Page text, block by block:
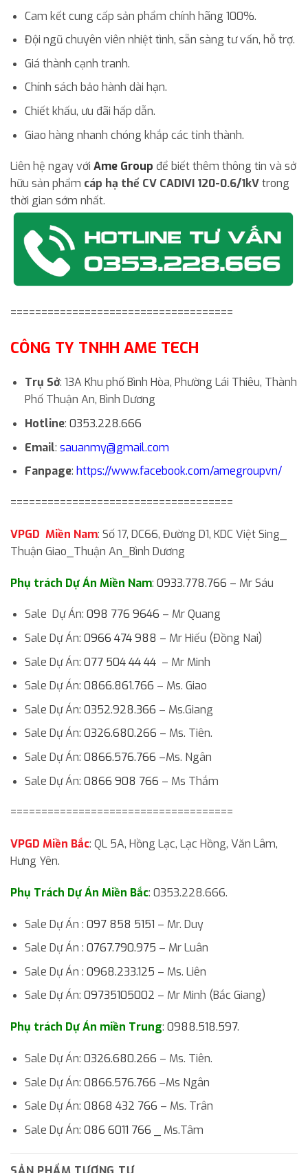
Cam kết cung cấp sản phẩm chính hãng 100%.
Đội ngũ chuyên viên nhiệt tình, sẵn sàng tư vấn, hỗ trợ.
Giá thành cạnh tranh.
Chính sách bảo hành dài hạn.
Chiết khấu, ưu đãi hấp dẫn.
Giao hàng nhanh chóng khắp các tỉnh thành.
Liên hệ ngay với Ame Group để biết thêm thông tin và sở
hữu sản phẩm cáp hạ thế CV CADIVI 120-0.6/1kVtrong
thời gian sớm nhất.
====================================
CÔNG TY TNHH AME TECH
Trụ Sở: 13A Khu phố Bình Hòa, Phường Lái Thiêu, Thành
Phố Thuận An, Bình Dương
Hotline: 0353.228.666
Email: sauanmy@gmail.com
Fanpage: https://www.facebook.com/amegroupvn/
====================================
VPGD Miền Nam: Số 17, DC66, Đường D1, KDC Việt Sing_
Thuận Giao_Thuận An_Bình Dương
Phụ trách Dự Án Miền Nam: 0933.778.766 – Mr Sáu
Sale Dự Án: 098 776 9646 – Mr Quang
Sale Dự Án: 0966 474 988 – Mr Hiếu (Đồng Nai)
Sale Dự Án: 077 504 44 44– Mr Minh
Sale Dự Án: 0866.861.766 – Ms. Giao
Sale Dự Án: 0352.928.366 – Ms.Giang
Sale Dự Án: 0326.680.266 – Ms. Tiên.
Sale Dự Án: 0866.576.766 –Ms. Ngân
Sale Dự Án: 0866 908 766 – Ms Thắm
====================================
VPGD Miền Bắc: QL 5A, Hồng Lạc, Lạc Hồng, Văn Lâm,
Hưng Yên.
Phụ Trách Dự Án Miền Bắc: 0353.228.666.
Sale Dự Án : 097 858 5151 – Mr. Duy
Sale Dự Án : 0767.790.975 – Mr Luân
Sale Dự Án : 0968.233.125 – Ms. Liên
Sale Dự Án: 09735105002 – Mr Minh (Bắc Giang)
Phụ trách Dự Án miền Trung: 0988.518.597.
Sale Dự Án: 0326.680.266 – Ms. Tiên.
Sale Dự Án: 0866.576.766 –Ms Ngân
Sale Dự Án: 0868 432 766 – Ms. Trân
Sale Dự Án: 086 6011 766 _ Ms.Tâm